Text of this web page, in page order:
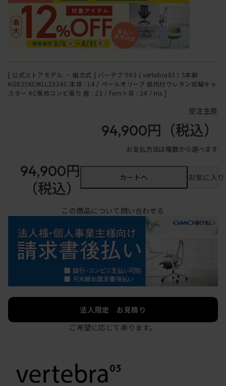
[ 公式ストアモデル ・ 組立式 ] バーテブラ03 ( vertebra03 ) 5本脚
KG825KCM1L2324C 本体 : L4 / ペールオリーブ 抵抗付ウレタン双輪キャ
スター KC張地コンビ張り 座 : 23 / Fern×背 : 24 / Iris ]
受注生産
94,900円 （税込）
お支払方法は複数から選べます
94,900円
（税込）
カートへ お気に入
この商品について問い合わせる
法人限定 お見積り
ご希望に応じて承ります。